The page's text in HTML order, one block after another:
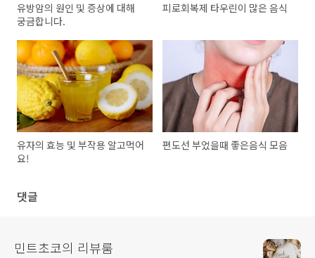
유방암의 원인 및 증상에 대해
궁금합니다.
피로회복제 타우린이 많은 음식
유자의 효능 및 부작용 알고먹어
요!
편도선 부었을때 좋은음식 모음
댓글
민트초코의 리뷰룸